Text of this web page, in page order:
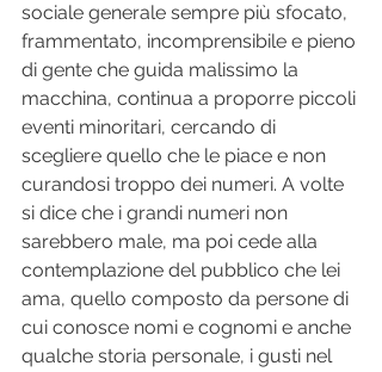
sociale generale sempre più sfocato,
frammentato, incomprensibile e pieno
di gente che guida malissimo la
macchina, continua a proporre piccoli
eventi minoritari, cercando di
scegliere quello che le piace e non
curandosi troppo dei numeri. A volte
si dice che i grandi numeri non
sarebbero male, ma poi cede alla
contemplazione del pubblico che lei
ama, quello composto da persone di
cui conosce nomi e cognomi e anche
qualche storia personale, i gusti nel